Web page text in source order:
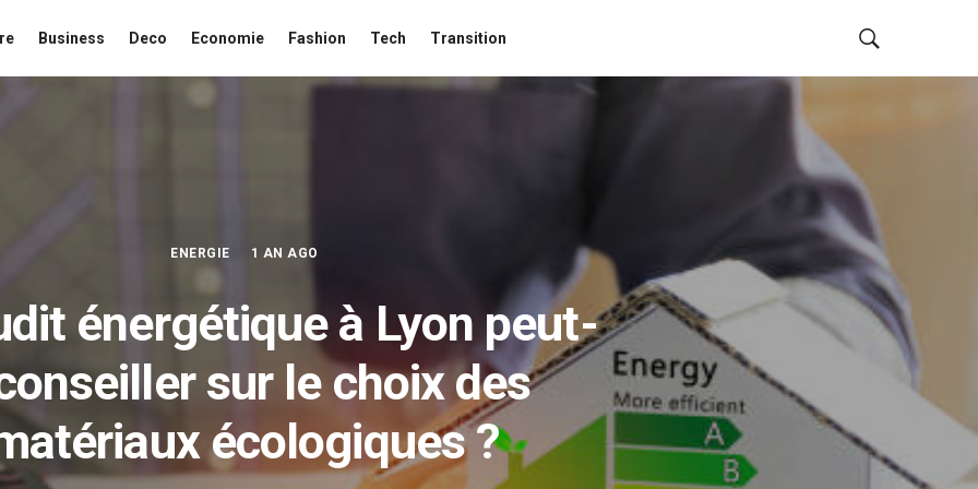
Business Deco Economie Fashion Tech Transition
ENERGIE 1 AN AGO
énergétique à Lyon peut-
sur le choix des
écologiques ?